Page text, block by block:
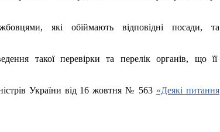
які обіймають відповідні посади, та
такої перевірки та перелік органів, що її
України від 16 жовтня № 563 «Деякі питання